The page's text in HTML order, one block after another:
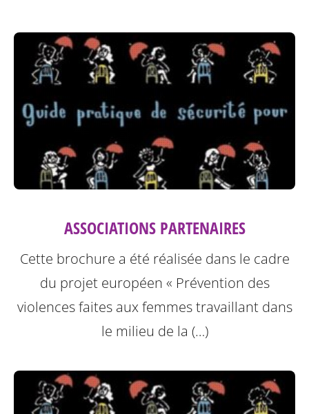
ASSOCIATIONS PARTENAIRES
Cette brochure a été réalisée dans le cadre
du projet européen « Prévention des
violences faites aux femmes travaillant dans
le milieu de la (…)